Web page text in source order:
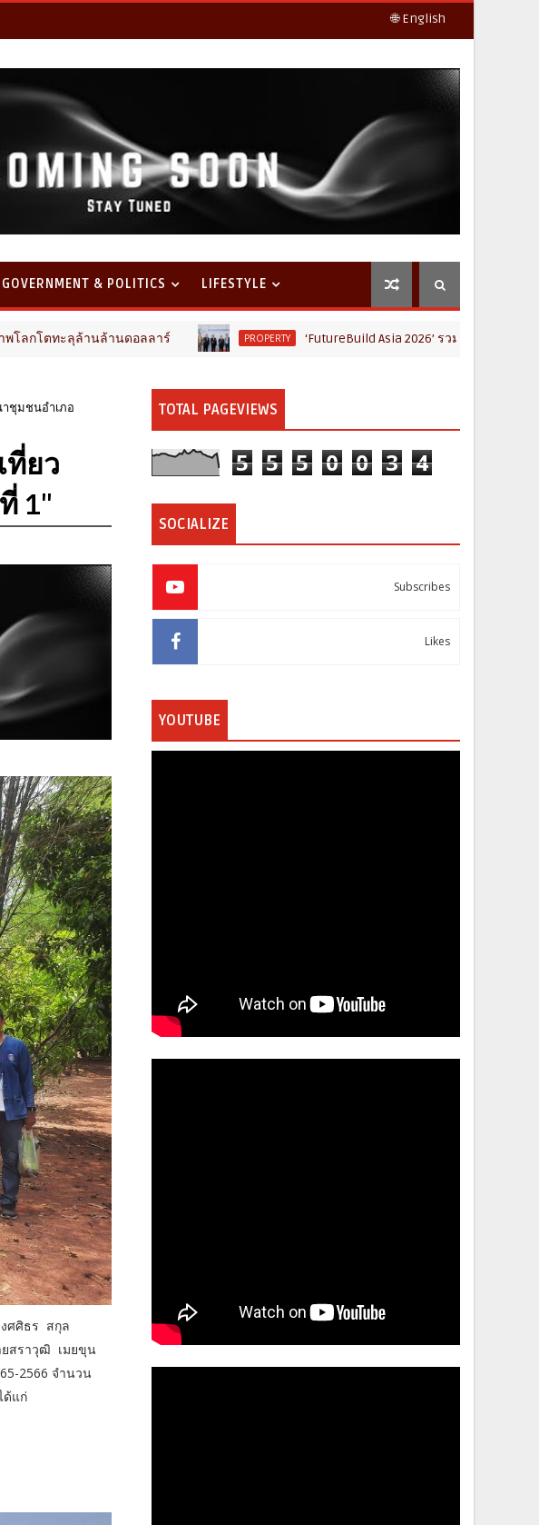
🌐 English
GOVERNMENT & POLITICS LIFESTYLE
ล้านล้านดอลลาร์ PROPERTY ‘FutureBuild Asia 2026’ รวมขุนพลคนก่อสร้าง ขนคอน
ชุมชนอำเภอ
ที่ยว
1"
ศศิธร สกุล
ยสราวุฒิ เมยขุน
2566 จำนวน
3 แปลง ได้แก่
TOTAL PAGEVIEWS
5 5 5 0 0 3 4
SOCIALIZE
Subscribes
Likes
YOUTUBE